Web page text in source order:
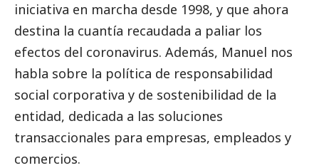
iniciativa en marcha desde 1998, y que ahora
destina la cuantía recaudada a paliar los
efectos del coronavirus. Además, Manuel nos
habla sobre la política de responsabilidad
social corporativa y de sostenibilidad de la
entidad, dedicada a las soluciones
transaccionales para empresas, empleados y
comercios.